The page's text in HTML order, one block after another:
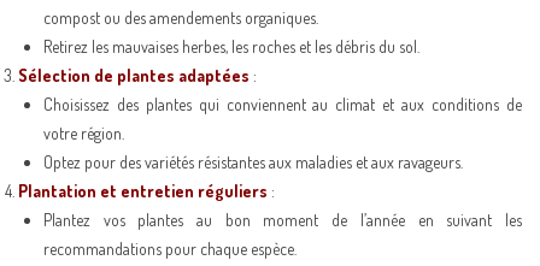
compost ou des amendements organiques.
Retirez les mauvaises herbes, les roches et les débris du sol.
Sélection de plantes adaptées :
Choisissez des plantes qui conviennent au climat et aux conditions de
votre région.
Optez pour des variétés résistantes aux maladies et aux ravageurs.
Plantation et entretien réguliers :
Plantez vos plantes au bon moment de l’année en suivant les
recommandations pour chaque espèce.